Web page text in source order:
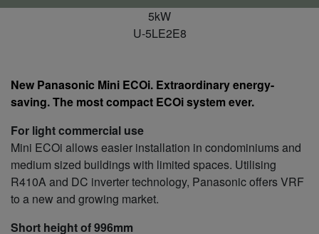
5kW
U-5LE2E8
New Panasonic Mini ECOi. Extraordinary energy-
saving. The most compact ECOi system ever.
For light commercial use
Mini ECOi allows easier installation in condominiums and
medium sized buildings with limited spaces. Utilising
R410A and DC inverter technology, Panasonic offers VRF
to a new and growing market.
Short height of 996mm